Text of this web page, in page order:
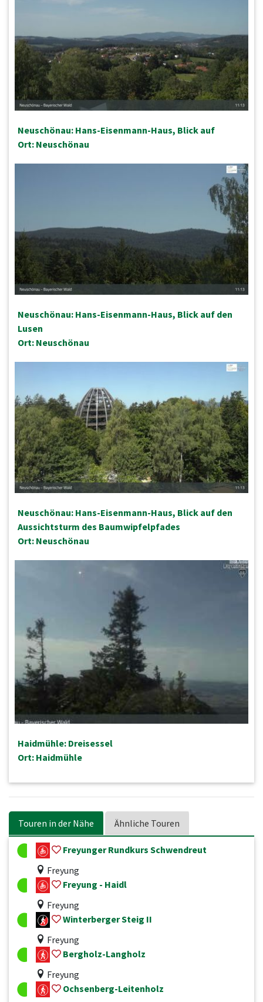
Neuschönau: Hans-Eisenmann-Haus, Blick auf
Ort: Neuschönau
Neuschönau: Hans-Eisenmann-Haus, Blick auf den
Lusen
Ort: Neuschönau
Neuschönau: Hans-Eisenmann-Haus, Blick auf den
Aussichtsturm des Baumwipfelpfades
Ort: Neuschönau
Haidmühle: Dreisessel
Ort: Haidmühle
Touren in der Nähe Ähnliche Touren
Freyunger Rundkurs Schwendreut
Freyung
Freyung - Haidl
Freyung
Winterberger Steig II
Freyung
Bergholz-Langholz
Freyung
Ochsenberg-Leitenholz